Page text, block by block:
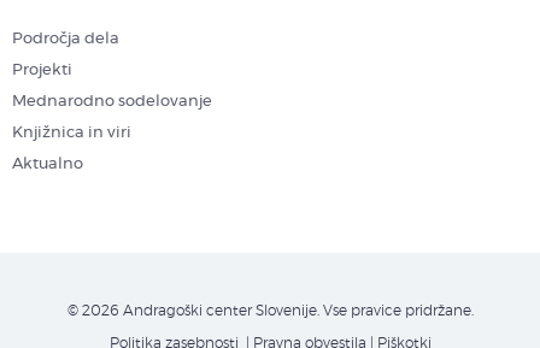
Področja dela
Projekti
Mednarodno sodelovanje
Knjižnica in viri
Aktualno
© 2026 Andragoški center Slovenije. Vse pravice pridržane.
Politika zasebnosti | Pravna obvestila Piškotki